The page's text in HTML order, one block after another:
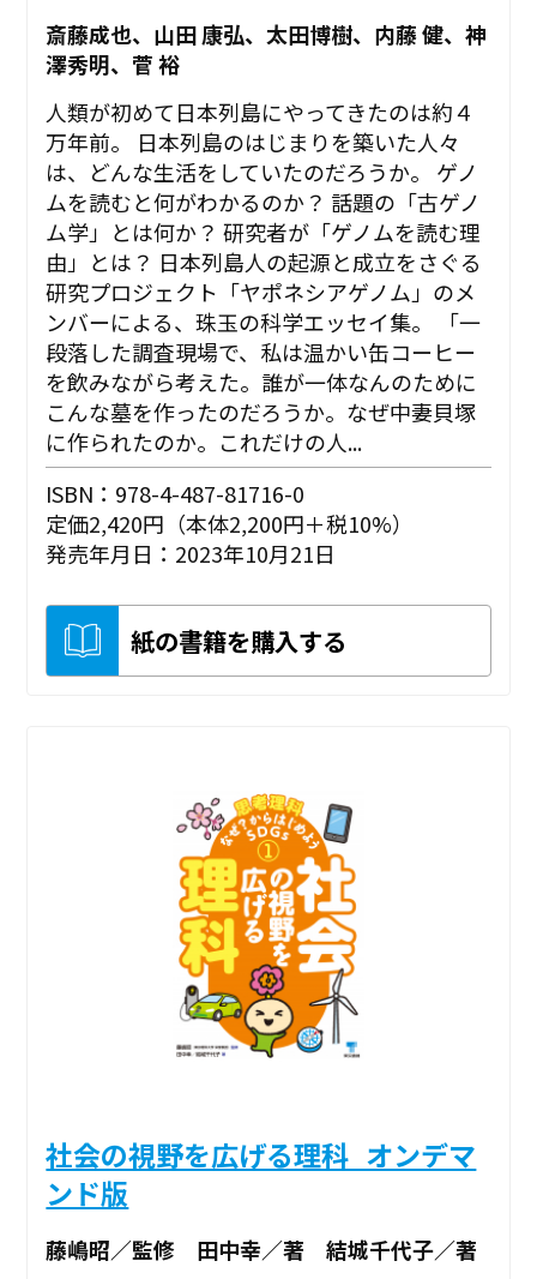
斎藤成也、山田 康弘、太田博樹、内藤 健、神
澤秀明、菅 裕
人類が初めて日本列島にやってきたのは約４
万年前。 日本列島のはじまりを築いた人々
は、どんな生活をしていたのだろうか。 ゲノ
ムを読むと何がわかるのか？ 話題の「古ゲノ
ム学」とは何か？ 研究者が「ゲノムを読む理
由」とは？ 日本列島人の起源と成立をさぐる
研究プロジェクト「ヤポネシアゲノム」のメ
ンバーによる、珠玉の科学エッセイ集。 「一
段落した調査現場で、私は温かい缶コーヒー
を飲みながら考えた。誰が一体なんのために
こんな墓を作ったのだろうか。なぜ中妻貝塚
に作られたのか。これだけの人...
ISBN：978-4-487-81716-0
定価2,420円（本体2,200円＋税10%）
発売年月日：2023年10月21日
紙の書籍を購入する
社会の視野を広げる理科_オンデマ
ンド版
藤嶋昭／監修 田中幸／著 結城千代子／著